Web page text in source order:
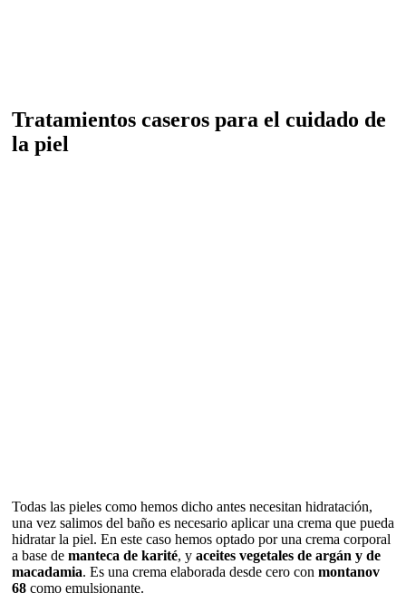
Tratamientos caseros para el cuidado de
la piel
Todas las pieles como hemos dicho antes necesitan hidratación,
una vez salimos del baño es necesario aplicar una crema que pueda
hidratar la piel. En este caso hemos optado por una crema corporal
a base de manteca de karité, y aceites vegetales de argán y de
macadamia. Es una crema elaborada desde cero con montanov
68 como emulsionante.